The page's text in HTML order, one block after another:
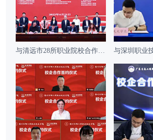
与清远市28所职业院校合作签约